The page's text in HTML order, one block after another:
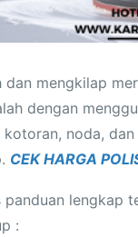
mengkilap
dengan
noda,
CEK HARGA
lengkap
: